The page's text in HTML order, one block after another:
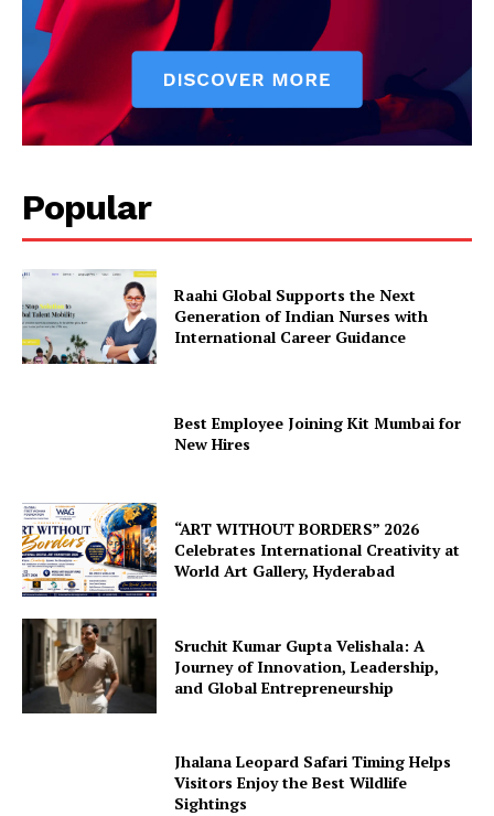
Popular
Raahi Global Supports the Next
Generation of Indian Nurses with
International Career Guidance
Best Employee Joining Kit Mumbai for
New Hires
“ART WITHOUT BORDERS” 2026
Celebrates International Creativity at
World Art Gallery, Hyderabad
Sruchit Kumar Gupta Velishala: A
Journey of Innovation, Leadership,
and Global Entrepreneurship
Jhalana Leopard Safari Timing Helps
Visitors Enjoy the Best Wildlife
Sightings